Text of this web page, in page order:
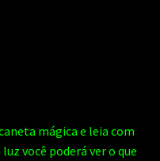
mágica e leia com
você poderá ver o que